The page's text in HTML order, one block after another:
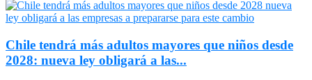
Chile tendrá más adultos mayores que niños desde
2028: nueva ley obligará a las...